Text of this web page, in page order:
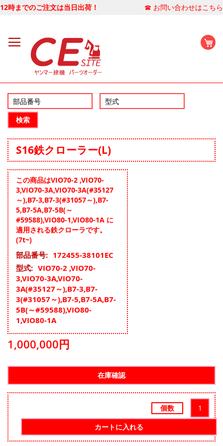
12時までのご注文は当日出荷！ ☎ お問い合わせはこちら
検索
S16鉄クローラー(L)
この商品はVIO70-2 ,VIO70-
3,VIO70-3A,VIO70-3A(#35127
～),B7-3,B7-3(#31057～),B7-
5,B7-5A,B7-5B(～
#59588),VIO80-1,VIO80-1A に
適用される鉄クローラです。
(7t~)
そ
の
他
の
情
報
172455-38101EC
VIO70-2 ,VIO70-
3,VIO70-3A,VIO70-
3A(#35127～),B7-3,B7-
3(#31057～),B7-5,B7-5A,B7-
5B(～#59588),VIO80-
1,VIO80-1A
1,000,000円
個数
カートに入れる